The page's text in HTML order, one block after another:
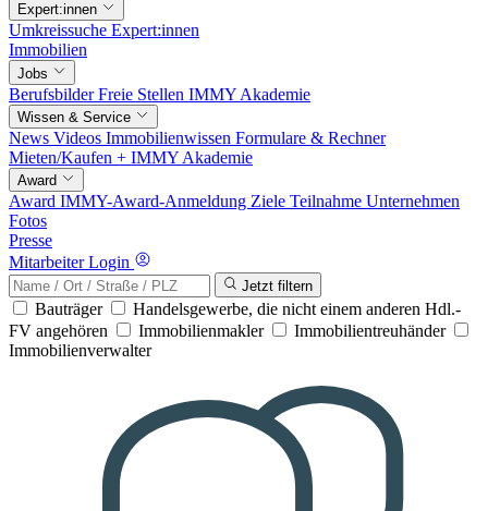
Expert:innen
Umkreissuche Expert:innen
Immobilien
Jobs
BerufsbilderFreie Stellen IMMY Akademie
Wissen & Service
News Videos Immobilienwissen Formulare & Rechner
Mieten/Kaufen + IMMY Akademie
Award
Award IMMY-Award-Anmeldung Ziele Teilnahme Unternehmen
Fotos
Presse
Mitarbeiter Login
Jetzt filtern
Bauträger
Handelsgewerbe, die nicht einem anderen Hdl.-
FV angehören
Immobilienmakler
Immobilientreuhänder
Immobilienverwalter